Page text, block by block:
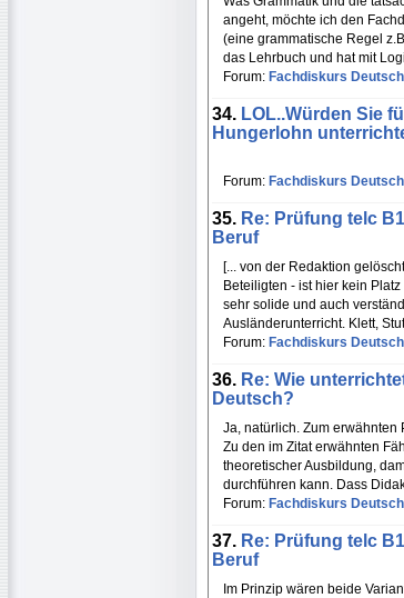
angeht, möchte ich den
(eine grammatische Regel
das Lehrbuch und hat mit
Forum: Fachdiskurs
34. LOL..Würden Sie
Hungerlohn
Forum: Fachdiskurs
35. Re: Prüfung telc
Beruf
[... von der Redaktion
Beteiligten - ist hier kein
sehr solide und auch
Ausländerunterricht. Klett,
Forum: Fachdiskurs
36. Re: Wie
Deutsch?
Ja, natürlich. Zum erwähnten
Zu den im Zitat erwähnten
theoretischer Ausbildung,
durchführen kann. Dass
Forum: Fachdiskurs
37. Re: Prüfung telc
Beruf
Im Prinzip wären beide